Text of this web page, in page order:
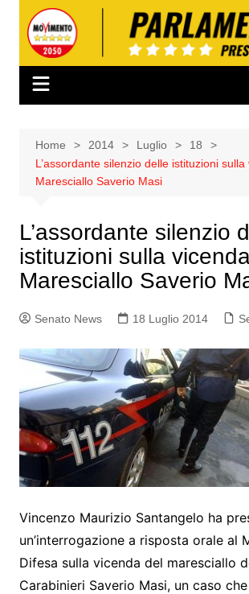
contenuto
Home 2014 Luglio
18
L’assordante silenzio delle istituzioni
Maresciallo Saverio Masi
L’assordante silenzio
istituzioni sulla
Maresciallo Saverio
Senato News 18 Luglio 2014
Vincenzo Maurizio Santangelo ha
un’interrogazione a risposta orale al
Difesa sulla vicenda del maresciallo
Carabinieri Saverio Masi, un caso